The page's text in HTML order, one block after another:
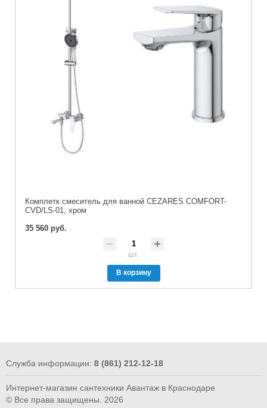
Комплетк смеситель для ванной CEZARES COMFORT-
CVD/LS-01, хром
35 560 руб.
шт.
В корзину
Служба информации: 8 (861) 212-12-18
Интернет-магазин сантехники Авантаж в Краснодаре
© Все права защищены. 2026